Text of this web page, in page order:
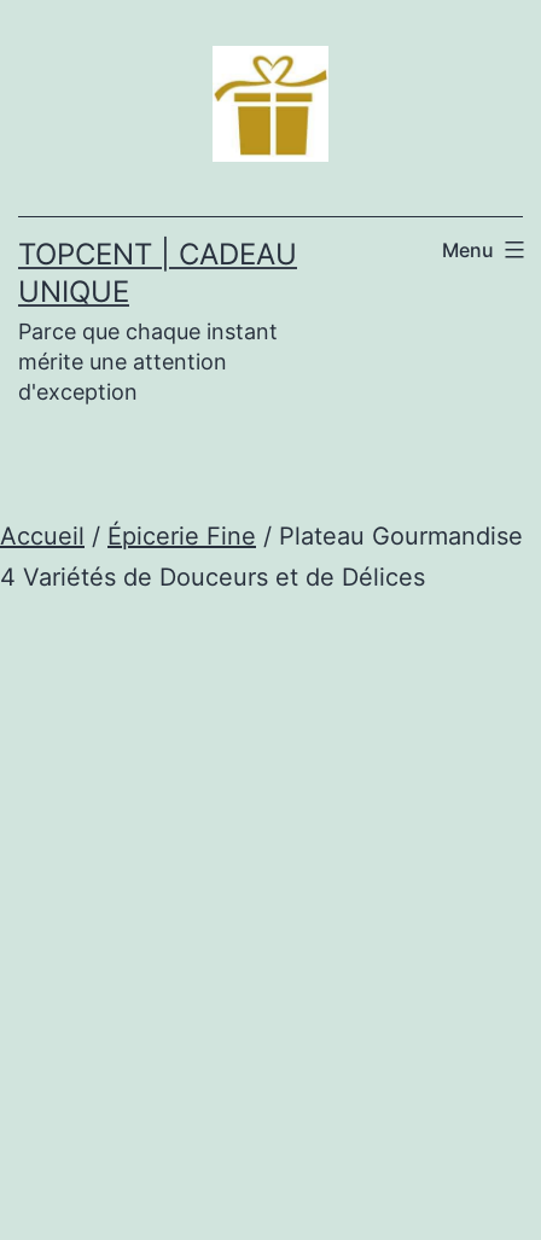
TOPCENT | CADEAU
UNIQUE
Parce que chaque instant
mérite une attention
d'exception
Menu
Accueil / Épicerie Fine / Plateau Gourmandise
4 Variétés de Douceurs et de Délices